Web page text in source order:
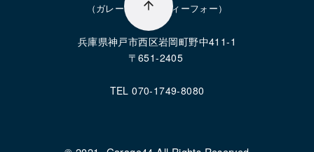
（ガレージフォーティーフォー）
兵庫県神戸市西区岩岡町野中411-1
〒651-2405
TEL 070-1749-8080